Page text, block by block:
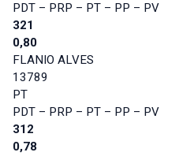
PDT – PRP – PT – PP – PV
321
0,80
FLANIO ALVES
13789
PT
PDT – PRP – PT – PP – PV
312
0,78